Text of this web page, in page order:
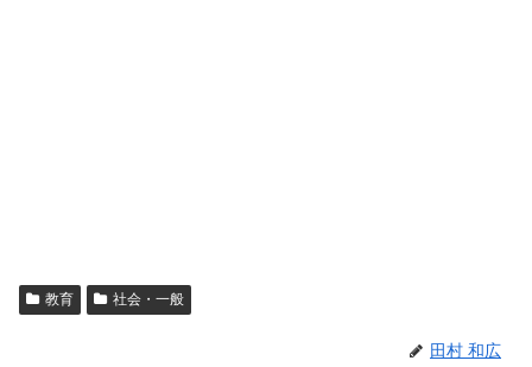
教育 社会・一般
田村 和広